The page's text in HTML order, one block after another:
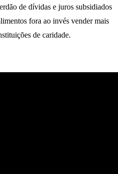
de dívidas e juros subsidiados
fora ao invés vender mais
de caridade.